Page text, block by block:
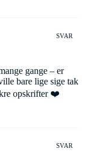
SVAR
gange – er
bare lige sige tak
opskrifter ❤️
SVAR